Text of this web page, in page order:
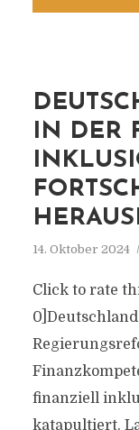
IN DER
14. Oktober 2024
Click to rate
finanziell
katapultiert.